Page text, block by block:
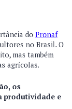
do Pronaf
no Brasil. O
mas também
agrícolas.
os
produtividade e